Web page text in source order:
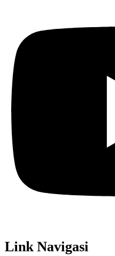
Link Navigasi